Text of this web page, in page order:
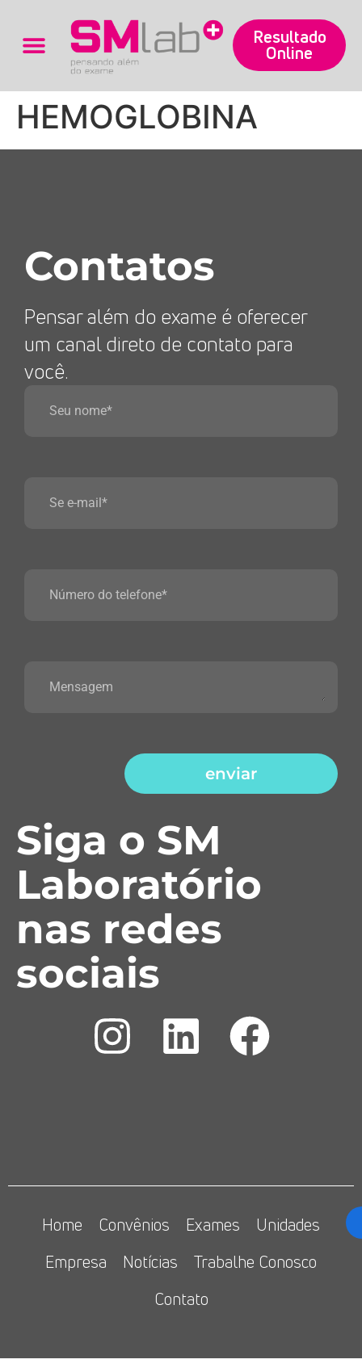
Resultado
Online
HEMOGLOBINA
Contatos
Pensar além do exame é oferecer
um canal direto de contato para
você.
enviar
Siga o SM
Laboratório
nas redes
sociais
Home Convênios Exames
Unidades
Empresa
Notícias
Trabalhe Conosco
Contato